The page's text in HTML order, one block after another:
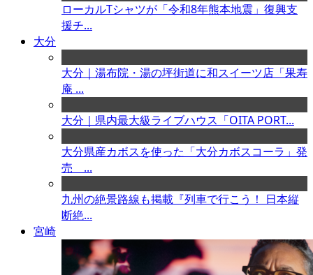
ローカルTシャツが「令和8年熊本地震」復興支
援チ...
大分
大分｜湯布院・湯の坪街道に和スイーツ店「果寿
庵 ...
大分｜県内最大級ライブハウス「OITA PORT...
大分県産カボスを使った「大分カボスコーラ」発
売 ...
九州の絶景路線も掲載『列車で行こう！ 日本縦
断絶...
宮崎